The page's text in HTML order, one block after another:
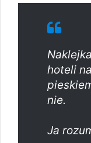
hoteli
nie.
Ja